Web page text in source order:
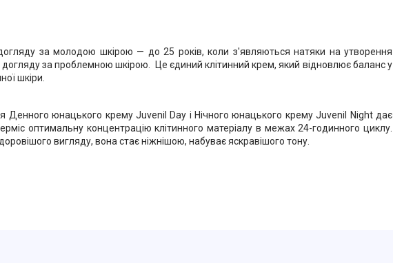
за молодою шкірою — до 25 років, коли з'являються натяки на утворення
за проблемною шкірою. Це єдиний клітинний крем, який відновлює баланс у
шкіри.
Денного юнацького крему Juvenil Day і Нічного юнацького крему Juvenil Night дає
оптимальну концентрацію клітинного матеріалу в межах 24-годинного циклу.
вигляду, вона стає ніжнішою, набуває яскравішого тону.